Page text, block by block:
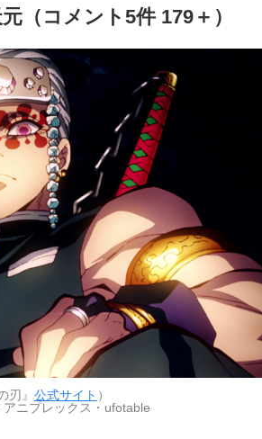
（コメント5件 179＋）
刃』 公式サイト ）
ニプレックス・ufotable